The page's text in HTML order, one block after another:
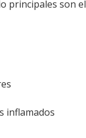
principales son
inflamados